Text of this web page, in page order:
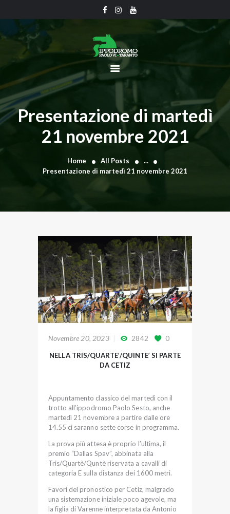
Presentazione di martedì
21 novembre 2021
Home All Posts
...
Presentazione di martedì 21 novembre 2021
CHI SIAMO
CALENDARIO
UFFICIO TECNICO
COMUNICATI
CLASSIFICHE
GRAN PREMI
GALLERY
CONTATTI
Novembre 20, 2023 2842 0
NELLA TRIS/QUARTE’/QUINTE’ SI PARTE
DA CETIZ
Appuntamento classico del martedì con il
trotto all’ippodromo Paolo Sesto, anche
martedì 21 novembre a partire dalle ore
14.55 ci saranno sette corse in programma.
La prova più attesa è proprio l’ultima, il
premio “Dallas Spav”, abbinata alla
Tris/Quartè/Quntè riservata a cavalli di
categoria E sulla distanza dei 1600 metri.
Favori del pronostico per Cetiz, malgrado
una sistemazione iniziale poco agevole, ma
la figlia di Varenne interpretata da Antonio